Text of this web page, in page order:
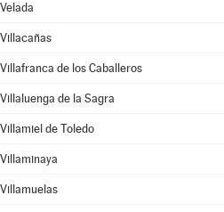
Velada
Villacañas
Villafranca de los Caballeros
Villaluenga de la Sagra
Villamiel de Toledo
Villaminaya
Villamuelas